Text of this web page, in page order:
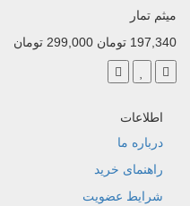
میثم تمار
197,340 تومان
299,000 تومان
اطلاعات
درباره ما
راهنمای خرید
شرایط عضویت